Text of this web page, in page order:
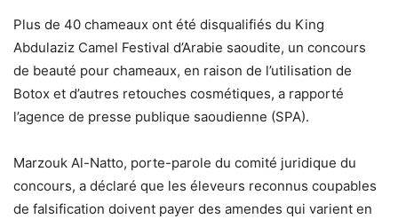
Plus de 40 chameaux ont été disqualifiés du King
Abdulaziz Camel Festival d’Arabie saoudite, un concours
de beauté pour chameaux, en raison de l’utilisation de
Botox et d’autres retouches cosmétiques, a rapporté
l’agence de presse publique saoudienne (SPA).
Marzouk Al-Natto, porte-parole du comité juridique du
concours, a déclaré que les éleveurs reconnus coupables
de falsification doivent payer des amendes qui varient en